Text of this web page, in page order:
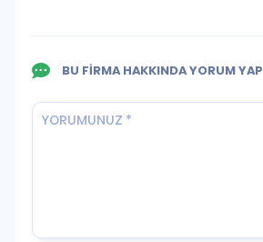
BU FİRMA HAKKINDA YORUM YAP